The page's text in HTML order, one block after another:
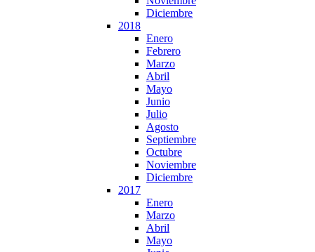
Diciembre
2018
Enero
Febrero
Marzo
Abril
Mayo
Junio
Julio
Agosto
Septiembre
Octubre
Noviembre
Diciembre
2017
Enero
Marzo
Abril
Mayo